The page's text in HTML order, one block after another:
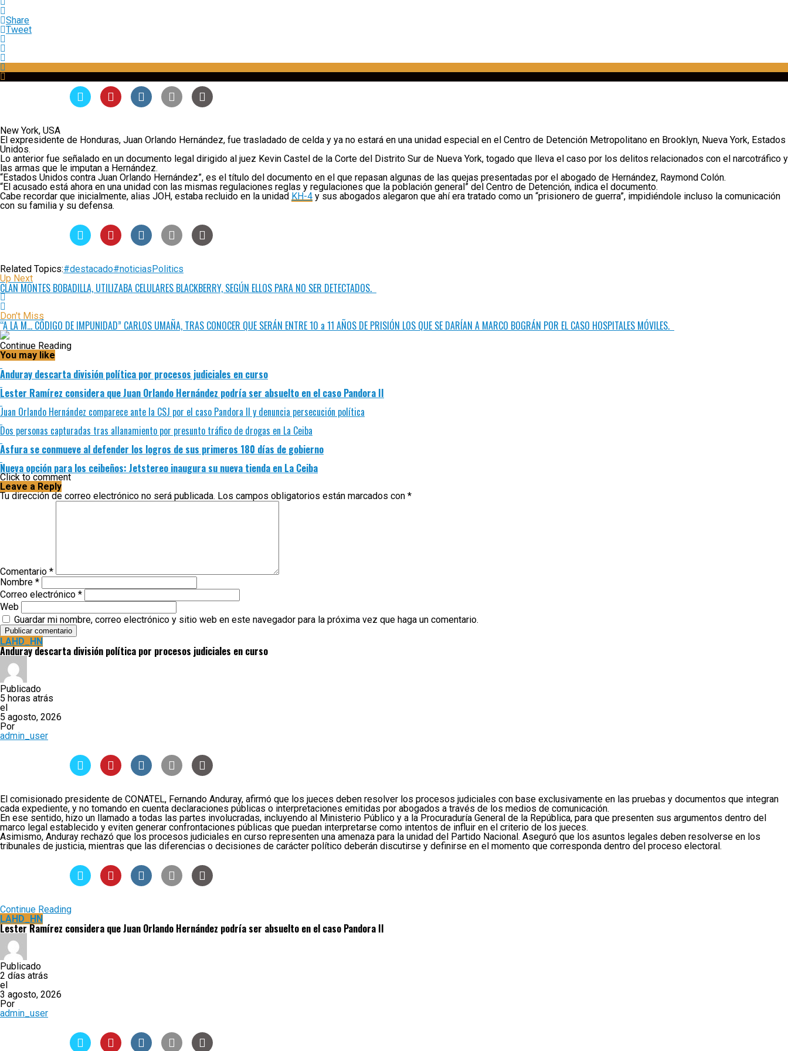
Share
Tweet
New York, USA
El expresidente de Honduras, Juan Orlando Hernández, fue trasladado de celda y ya no estará en una unidad especial en el Centro de Detención Metropolitano en Brooklyn, Nueva York, Estados
Unidos.
Lo anterior fue señalado en un documento legal dirigido al juez Kevin Castel de la Corte del Distrito Sur de Nueva York, togado que lleva el caso por los delitos relacionados con el narcotráfico y
las armas que le imputan a Hernández.
“Estados Unidos contra Juan Orlando Hernández”, es el título del documento en el que repasan algunas de las quejas presentadas por el abogado de Hernández, Raymond Colón.
“El acusado está ahora en una unidad con las mismas regulaciones reglas y regulaciones que la población general” del Centro de Detención, indica el documento.
Cabe recordar que inicialmente, alias JOH, estaba recluido en la unidad KH-4 y sus abogados alegaron que ahí era tratado como un “prisionero de guerra”, impidiéndole incluso la comunicación
con su familia y su defensa.
Related Topics:#destacado#noticiasPolitics
Up Next
CLAN MONTES BOBADILLA, UTILIZABA CELULARES BLACKBERRY, SEGÚN ELLOS PARA NO SER DETECTADOS.
Don't Miss
“A LA M… CÓDIGO DE IMPUNIDAD” CARLOS UMAÑA, TRAS CONOCER QUE SERÁN ENTRE 10 a 11 AÑOS DE PRISIÓN LOS QUE SE DARÍAN A MARCO BOGRÁN POR EL CASO HOSPITALES MÓVILES.
Continue Reading
You may like
Anduray descarta división política por procesos judiciales en curso
Lester Ramírez considera que Juan Orlando Hernández podría ser absuelto en el caso Pandora II
Juan Orlando Hernández comparece ante la CSJ por el caso Pandora II y denuncia persecución política
Dos personas capturadas tras allanamiento por presunto tráfico de drogas en La Ceiba
Asfura se conmueve al defender los logros de sus primeros 180 días de gobierno
Nueva opción para los ceibeños: Jetstereo inaugura su nueva tienda en La Ceiba
Click to comment
Leave a Reply
Tu dirección de correo electrónico no será publicada. Los campos obligatorios están marcados con *
Comentario *
Nombre *
Correo electrónico *
Web
Guardar mi nombre, correo electrónico y sitio web en este navegador para la próxima vez que haga un comentario.
LAHD_HN
Anduray descarta división política por procesos judiciales en curso
Publicado
5 horas atrás
el
5 agosto, 2026
Por
admin_user
El comisionado presidente de CONATEL, Fernando Anduray, afirmó que los jueces deben resolver los procesos judiciales con base exclusivamente en las pruebas y documentos que integran
cada expediente, y no tomando en cuenta declaraciones públicas o interpretaciones emitidas por abogados a través de los medios de comunicación.
En ese sentido, hizo un llamado a todas las partes involucradas, incluyendo al Ministerio Público y a la Procuraduría General de la República, para que presenten sus argumentos dentro del
marco legal establecido y eviten generar confrontaciones públicas que puedan interpretarse como intentos de influir en el criterio de los jueces.
Asimismo, Anduray rechazó que los procesos judiciales en curso representen una amenaza para la unidad del Partido Nacional. Aseguró que los asuntos legales deben resolverse en los
tribunales de justicia, mientras que las diferencias o decisiones de carácter político deberán discutirse y definirse en el momento que corresponda dentro del proceso electoral.
Continue Reading
LAHD_HN
Lester Ramírez considera que Juan Orlando Hernández podría ser absuelto en el caso Pandora II
Publicado
2 días atrás
el
3 agosto, 2026
Por
admin_user